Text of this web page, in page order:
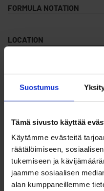
Suostumus
Tämä sivusto käyttää
Käytämme evästeitä
räätälöimiseen,
tukemiseen ja
jaamme sosiaalisen
alan kumppaneillemme
FORMULA NOTATION
LOCATION
FOR RENT
PLOT NUMBER
BLOCK NUMBER